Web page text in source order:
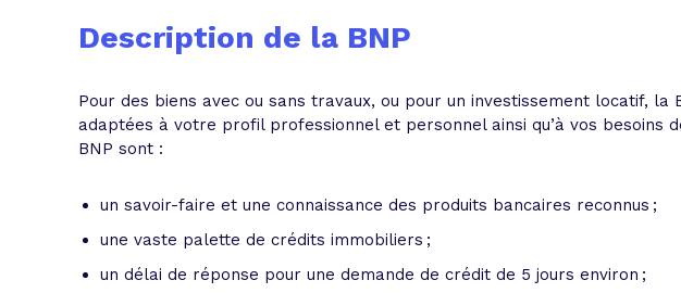
Description de la BNP
Pour des biens avec ou sans travaux, ou pour un investissement locatif, la
adaptées à votre profil professionnel et personnel ainsi qu’à vos besoins
BNP sont :
un savoir-faire et une connaissance des produits bancaires reconnus ;
une vaste palette de crédits immobiliers ;
un délai de réponse pour une demande de crédit de 5 jours environ ;